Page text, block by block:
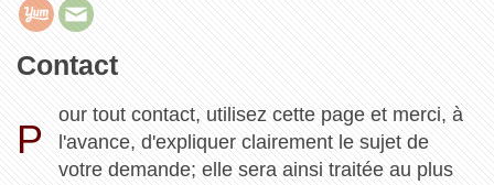
Contact
P
our tout contact, utilisez cette page et merci, à
l'avance, d'expliquer clairement le sujet de
votre demande; elle sera ainsi traitée au plus